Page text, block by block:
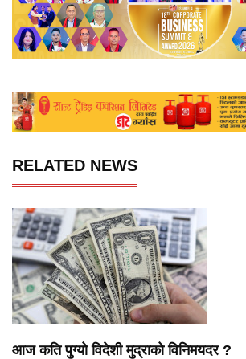
RELATED NEWS
आज कति पुग्यो विदेशी मुद्राको विनिमयदर ?